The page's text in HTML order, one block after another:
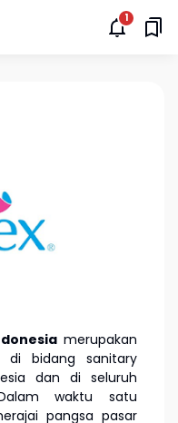
merupakan
di bidang sanitary
dan di seluruh
waktu satu
pangsa pasar